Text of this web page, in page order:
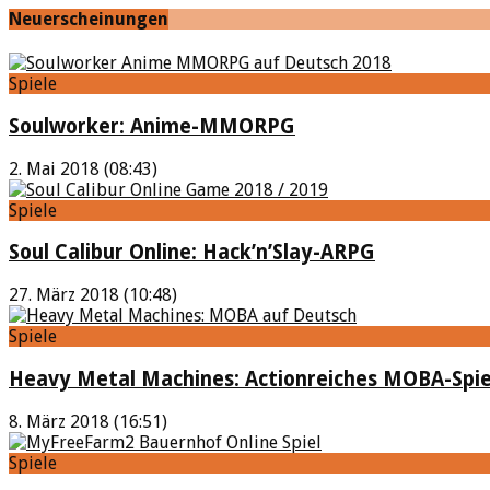
Neuerscheinungen
Spiele
Soulworker: Anime-MMORPG
2. Mai 2018 (08:43)
Spiele
Soul Calibur Online: Hack’n’Slay-ARPG
27. März 2018 (10:48)
Spiele
Heavy Metal Machines: Actionreiches MOBA-
8. März 2018 (16:51)
Spiele